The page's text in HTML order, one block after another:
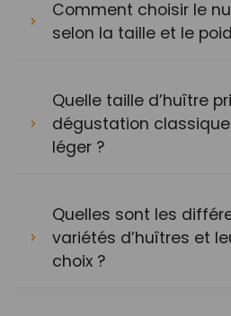
Comment choisir le
selon la taille et le
Quelle taille d’huître
dégustation
léger ?
Quelles sont les
variétés d’huîtres et
choix ?